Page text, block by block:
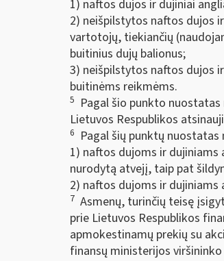
1) naftos dujos ir dujiniai
2) neišpilstytos naftos dujos
vartotojų, tiekiančių
buitinius dujų balionus;
3) neišpilstytos naftos dujos
buitinėms reikmėms.
5 Pagal šio punkto
Lietuvos Respublikos
6 Pagal šių punktų
1) naftos dujoms ir dujiniams
nurodytą atvejį, taip pat
2) naftos dujoms ir dujiniams
7 Asmenų, turinčių teisę
prie Lietuvos Respublikos
apmokestinamų prekių su
finansų ministerijos